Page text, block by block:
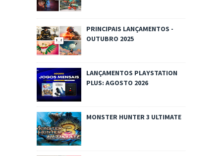
PRINCIPAIS LANÇAMENTOS -
OUTUBRO 2025
LANÇAMENTOS PLAYSTATION
PLUS: AGOSTO 2026
MONSTER HUNTER 3 ULTIMATE